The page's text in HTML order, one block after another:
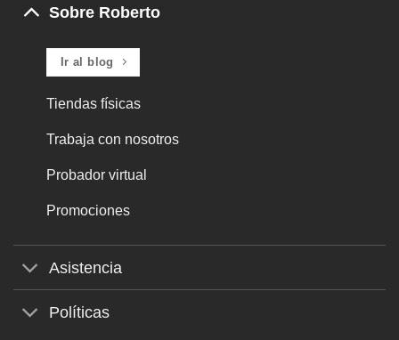
Sobre Roberto
Ir al blog
Tiendas físicas
Trabaja con nosotros
Probador virtual
Promociones
Asistencia
Políticas